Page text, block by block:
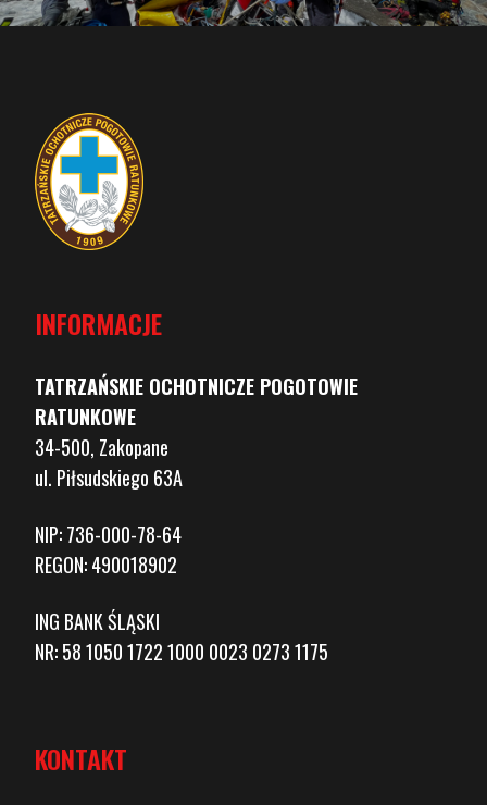
INFORMACJE
TATRZAŃSKIE OCHOTNICZE POGOTOWIE
RATUNKOWE
34-500, Zakopane
ul. Piłsudskiego 63A
NIP: 736-000-78-64
REGON: 490018902
ING BANK ŚLĄSKI
NR: 58 1050 1722 1000 0023 0273 1175
KONTAKT